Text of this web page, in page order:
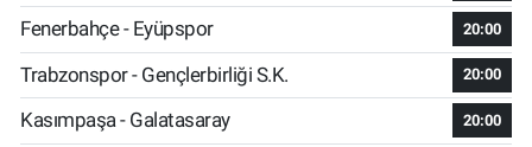
Fenerbahçe - Eyüpspor 20:00
Trabzonspor - Gençlerbirliği S.K. 20:00
Kasımpaşa - Galatasaray 20:00